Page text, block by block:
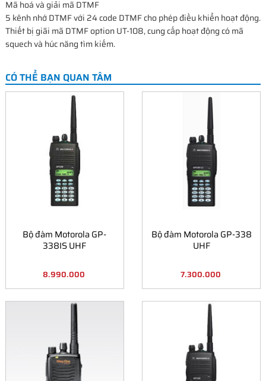
Mã hoá và giải mã DTMF
5 kênh nhớ DTMF với 24 code DTMF cho phép điều khiển hoạt động.
Thiết bị giãi mã DTMF option UT-108, cung cấp hoạt động có mã
squech và húc năng tìm kiếm.
CÓ THỂ BẠN QUAN TÂM
Bộ đàm Motorola GP-
338IS UHF
8.990.000
Bộ đàm Motorola GP-338
UHF
7.300.000